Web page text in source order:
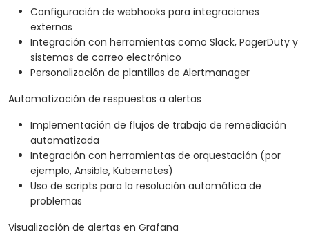
Configuración de webhooks para integraciones
externas
Integración con herramientas como Slack, PagerDuty y
sistemas de correo electrónico
Personalización de plantillas de Alertmanager
Automatización de respuestas a alertas
Implementación de flujos de trabajo de remediación
automatizada
Integración con herramientas de orquestación (por
ejemplo, Ansible, Kubernetes)
Uso de scripts para la resolución automática de
problemas
Visualización de alertas en Grafana